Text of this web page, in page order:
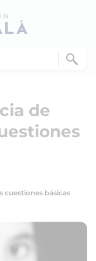
de
cuestiones básicas